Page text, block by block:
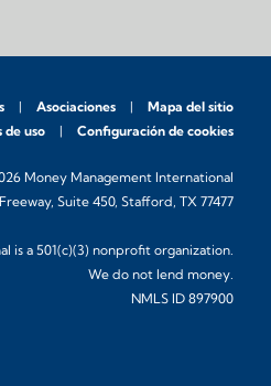
Asociaciones
Mapa del sitio
de uso Configuración de cookies
Money Management International
Suite 450, Stafford, TX 77477
is a 501(c)(3) nonprofit organization.
We do not lend money.
NMLS ID 897900